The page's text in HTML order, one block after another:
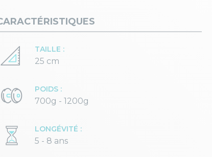
TAILLE :
25 cm
POIDS :
700g - 1200g
LONGÉVITÉ :
5 - 8 ans